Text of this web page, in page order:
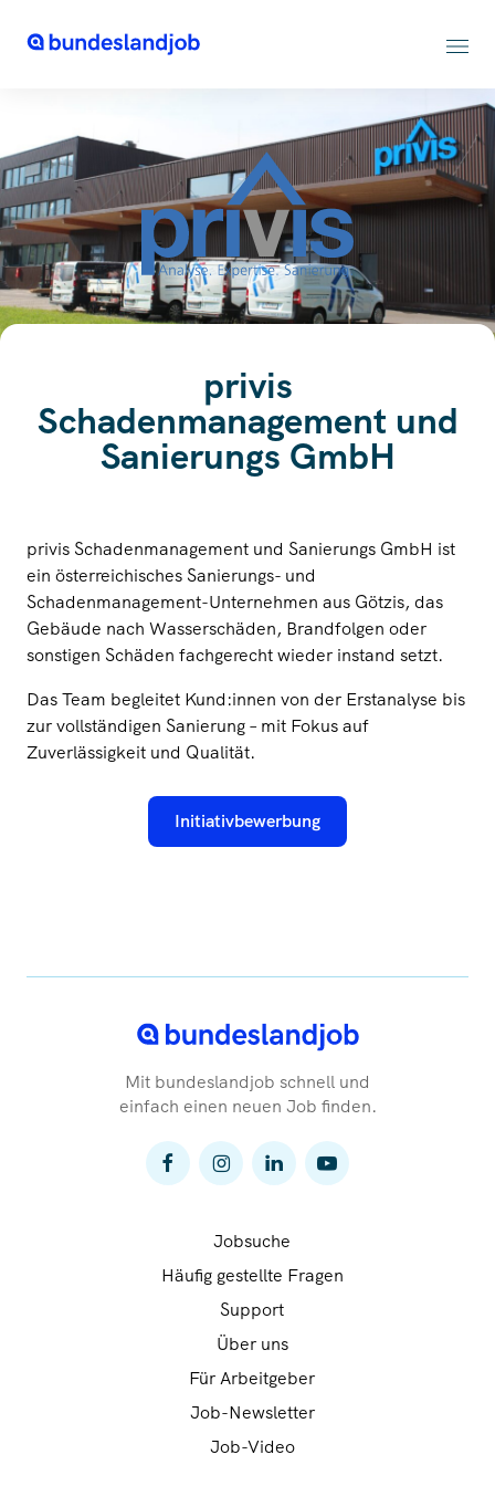
privis
Schadenmanagement und
Sanierungs GmbH
privis Schadenmanagement und Sanierungs GmbH ist
ein österreichisches Sanierungs- und
Schadenmanagement-Unternehmen aus Götzis, das
Gebäude nach Wasserschäden, Brandfolgen oder
sonstigen Schäden fachgerecht wieder instand setzt.
Das Team begleitet Kund:innen von der Erstanalyse bis
zur vollständigen Sanierung – mit Fokus auf
Zuverlässigkeit und Qualität.
Initiativbewerbung
Mit bundeslandjob schnell und
einfach einen neuen Job finden.
Jobsuche
Häufig gestellte Fragen
Support
Über uns
Für Arbeitgeber
Job-Newsletter
Job-Video